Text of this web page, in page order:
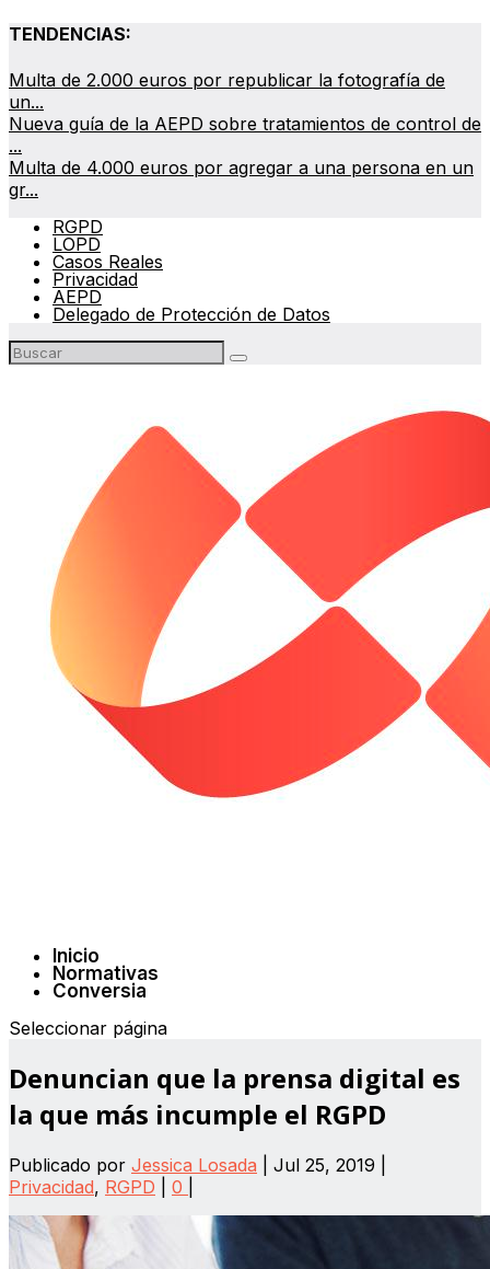
TENDENCIAS:
Multa de 2.000 euros por republicar la fotografía de
un...
Nueva guía de la AEPD sobre tratamientos de control de
...
Multa de 4.000 euros por agregar a una persona en un
gr...
RGPD
LOPD
Casos Reales
Privacidad
AEPD
Delegado de Protección de Datos
Inicio
Normativas
Conversia
Seleccionar página
Denuncian que la prensa digital es
la que más incumple el RGPD
Publicado por Jessica Losada Jul 25, 2019
Privacidad, RGPD 0